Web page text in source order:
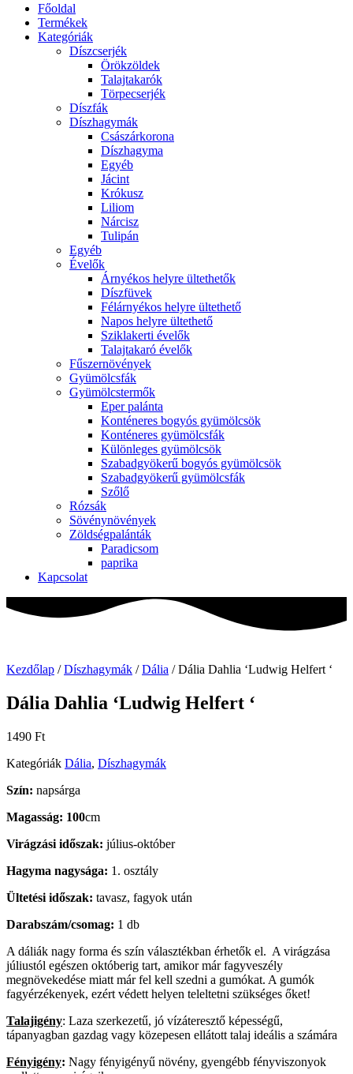
Főoldal
Termékek
Kategóriák
Díszcserjék
Örökzöldek
Talajtakarók
Törpecserjék
Díszfák
Díszhagymák
Császárkorona
Díszhagyma
Egyéb
Jácint
Krókusz
Liliom
Nárcisz
Tulipán
Egyéb
Évelők
Árnyékos helyre ültethetők
Díszfüvek
Félárnyékos helyre ültethető
Napos helyre ültethető
Sziklakerti évelők
Talajtakaró évelők
Fűszernövények
Gyümölcsfák
Gyümölcstermők
Eper palánta
Konténeres bogyós gyümölcsök
Konténeres gyümölcsfák
Különleges gyümölcsök
Szabadgyökerű bogyós gyümölcsök
Szabadgyökerű gyümölcsfák
Szőlő
Rózsák
Sövénynövények
Zöldségpalánták
Paradicsom
paprika
Kapcsolat
Kezdőlap /Díszhagymák /Dália / Dália Dahlia ‘Ludwig Helfert ‘
Dália Dahlia ‘Ludwig Helfert ‘
1490 Ft
Kategóriák Dália, Díszhagymák
Szín: napsárga
Magasság: 100cm
Virágzási időszak: július-október
Hagyma nagysága: 1. osztály
Ültetési időszak: tavasz, fagyok után
Darabszám/csomag: 1 db
A dáliák nagy forma és szín választékban érhetők el. A virágzása
júliustól egészen októberig tart, amikor már fagyveszély
megnövekedése miatt már fel kell szedni a gumókat. A gumók
fagyérzékenyek, ezért védett helyen teleltetni szükséges őket!
Talajigény: Laza szerkezetű, jó vízáteresztő képességű,
tápanyagban gazdag vagy közepesen ellátott talaj ideális a számára
Fényigény: Nagy fényigényű növény, gyengébb fényviszonyok